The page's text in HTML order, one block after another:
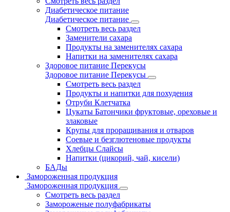
Диабетическое питание
Диабетическое питание
Смотреть весь раздел
Заменители сахара
Продукты на заменителях сахара
Напитки на заменителях сахара
Здоровое питание Перекусы
Здоровое питание Перекусы
Смотреть весь раздел
Продукты и напитки для похудения
Отруби Клетчатка
Цукаты Батончики фруктовые, ореховые и
злаковые
Крупы для проращивания и отваров
Соевые и безглютеновые продукты
Хлебцы Слайсы
Напитки (цикорий, чай, кисели)
БАДы
Замороженная продукция
Замороженная продукция
Смотреть весь раздел
Замороженые полуфабрикаты